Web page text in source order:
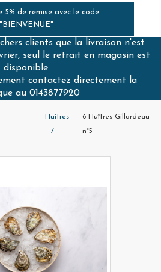
5% de remise avec le code
"BIENVENUE"
clients que la livraison n'est
seul le retrait en magasin est
disponible.
contactez directement la
au 0143877920
Huitres
6 Huîtres Gillardeau
n°5